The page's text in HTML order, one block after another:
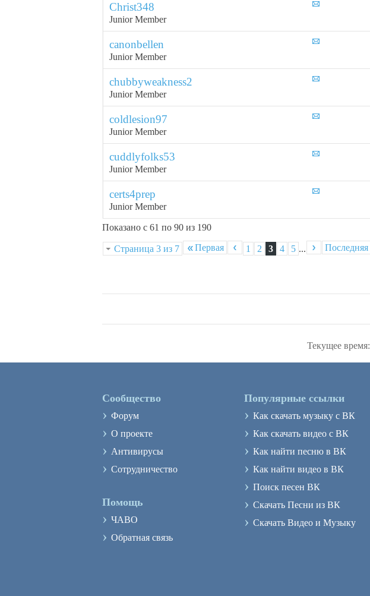
Christ348
Junior Member
canonbellen
Junior Member
chubbyweakness2
Junior Member
coldlesion97
Junior Member
cuddlyfolks53
Junior Member
certs4prep
Junior Member
Показано с 61 по 90 из 190
Страница 3 из 7 Первая 1 2 3 4 5 ... Последняя
Текущее время:
Сообщество
› Форум
› О проекте
› Антивирусы
› Сотрудничество
Помощь
› ЧАВО
› Обратная связь
Популярные ссылки
› Как скачать музыку с ВК
› Как скачать видео с ВК
› Как найти песню в ВК
› Как найти видео в ВК
› Поиск песен ВК
› Скачать Песни из ВК
› Скачать Видео и Музыку